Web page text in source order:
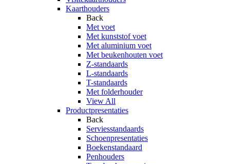
Kaarthouders
Back
Met voet
Met kunststof voet
Met aluminium voet
Met beukenhouten voet
Z-standaards
L-standaards
T-standaards
Met folderhouder
View All
Productpresentaties
Back
Serviesstandaards
Schoenpresentaties
Boekenstandaard
Penhouders